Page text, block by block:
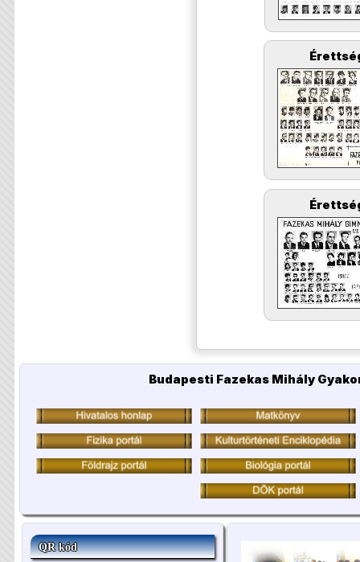
Budapesti Fazekas Mihály
QR kód